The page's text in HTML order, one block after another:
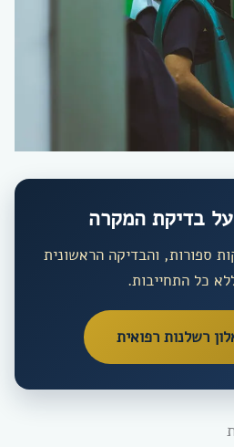
על בדיקת המקרה
ספורות, והבדיקה הראשונית
כל התחייבות.
רשלנות רפואית